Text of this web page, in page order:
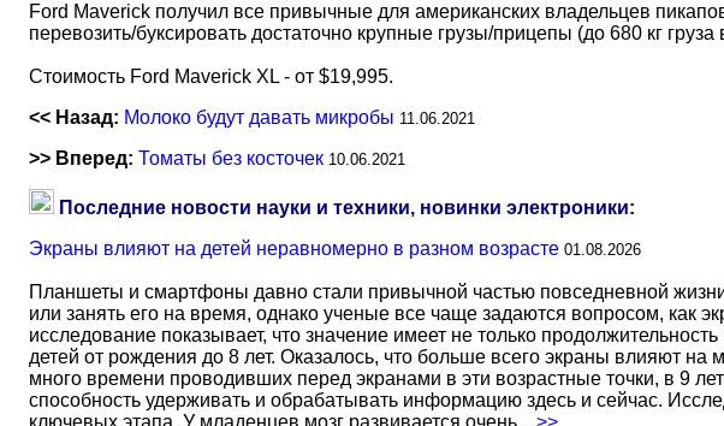
Ford Maverick получил все привычные для американских владельцев
перевозить/буксировать достаточно крупные грузы/прицепы (до 680 кг
Стоимость Ford Maverick XL - от $19,995.
<< Назад: Молоко будут давать микробы 11.06.2021
>> Вперед: Томаты без косточек 10.06.2021
Последние новости науки и техники, новинки электроники:
Экраны влияют на детей неравномерно в разном возрасте 01.08.2026
Планшеты и смартфоны давно стали привычной частью повседневной
или занять его на время, однако ученые все чаще задаются вопросом, как
исследование показывает, что значение имеет не только
детей от рождения до 8 лет. Оказалось, что больше всего экраны влияют
много времени проводивших перед экранами в эти возрастные точки, в 9
способность удерживать и обрабатывать информацию здесь и сейчас.
ключевых этапа. У младенцев мозг развивается очень ...>>